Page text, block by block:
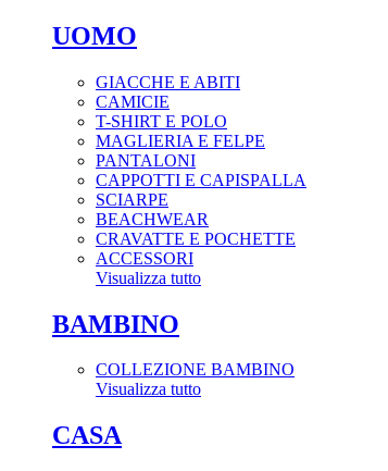
UOMO
GIACCHE E ABITI
CAMICIE
T-SHIRT E POLO
MAGLIERIA E FELPE
PANTALONI
CAPPOTTI E CAPISPALLA
SCIARPE
BEACHWEAR
CRAVATTE E POCHETTE
ACCESSORI
Visualizza tutto
BAMBINO
COLLEZIONE BAMBINO
Visualizza tutto
CASA